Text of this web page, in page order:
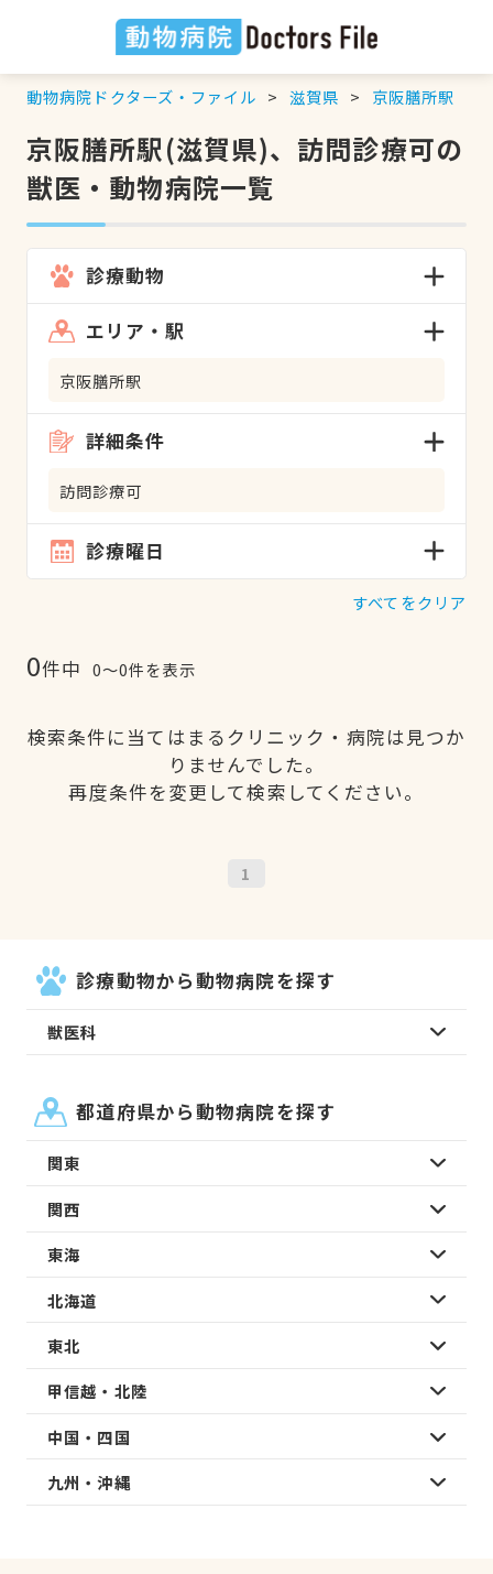
動物病院ドクターズ・ファイル 滋賀県 京阪膳所駅
京阪膳所駅(滋賀県)、訪問診療可の
獣医・動物病院一覧
診療動物
エリア・駅
京阪膳所駅
詳細条件
訪問診療可
診療曜日
すべてをクリア
0件中 0〜0件を表示
検索条件に当てはまるクリニック・病院は見つか
りませんでした。
再度条件を変更して検索してください。
1
診療動物から動物病院を探す
獣医科
都道府県から動物病院を探す
関東
関西
東海
北海道
東北
甲信越・北陸
中国・四国
九州・沖縄